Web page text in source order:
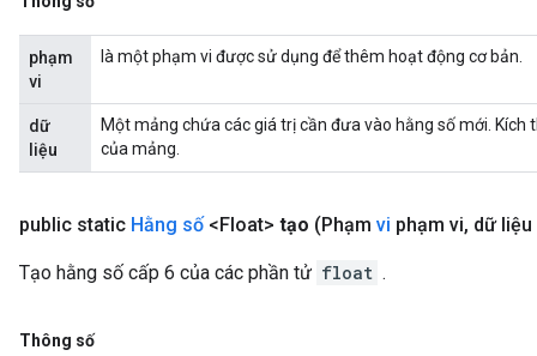
phạm
vi
là một phạm vi được sử dụng để thêm hoạt động cơ bản.
dữ
liệu
Một mảng chứa các giá trị cần đưa vào hằng số mới.
của mảng.
public static Hằng số<Float> tạo (Phạm vi phạm vi, dữ
Tạo hằng số cấp 6 của các phần tử float .
Thông số